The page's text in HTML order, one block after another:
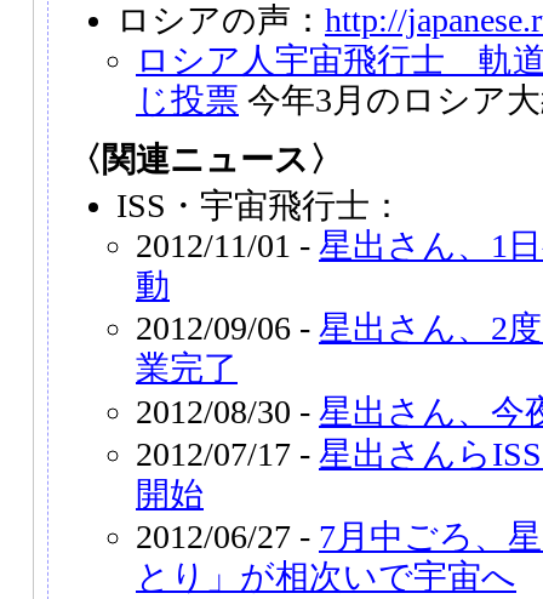
ロシアの声： http://
ロシア人宇宙飛行士 軌
じ投票 今年3月のロシア
〈関連ニュース〉
ISS・宇宙飛行士：
2012/11/01 - 星出さん、1
動
2012/09/06 - 星出さん、2
業完了
2012/08/30 - 星出さん、今
2012/07/17 - 星出さんら
開始
2012/06/27 - 7月中ごろ、
とり」が相次いで宇宙へ